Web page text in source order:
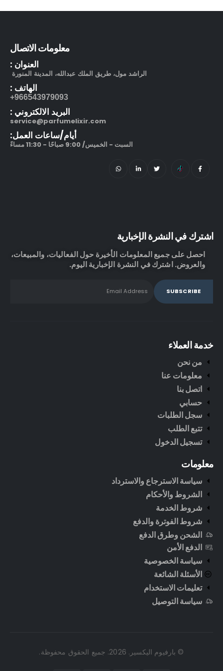
212 في آي بي بلاك او دو بارفيوم
معلومات الاتصال
العنوان :
الراشد مول، طريق الملك عبدالله، المدينة المنورة
الهاتف :
966543979093+
البريد الالكتروني :
service@parfumelixir.com
أيام/ساعات العمل:
السبت - الخميس/ 9:00 صباحًا - 11:30 مساءً
اشترك في النشرة الإخبارية
احصل على جميع المعلومات الأخيرة حول الفعاليات، والمبيعات،
والعروض. اشترك في النشرة الإخبارية اليوم.
خدمة العملاء
من نحن
معلومات عنا
اتصل بنا
حسابي
سجل الطلبات
تتبع الطلب
تسجيل الدخول
معلومات
سياسة الاسترجاع والاسترداد
الشروط والأحكام
شروط الخدمة
شروط الفوترة والدفع
الشحن وطرق الدفع
الدفع الأمن
سياسة الخصوصية
الأسئلة الشائعة
تعليمات الاستخدام
سياسة التوصيل
© بارفيوم اليكسير. 2026. جميع الحقوق محفوظة.